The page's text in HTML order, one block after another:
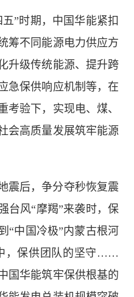
”时期，中国华能紧扣
筹不同能源电力供应方
升级传统能源、提升跨
急保供响应机制等，在
考验下，实现电、煤、
会高质量发展筑牢能源
震后，争分夺秒恢复震
台风“摩羯”来袭时，保
“中国冷极”内蒙古根河
，保供团队的坚守……
国华能筑牢保供根基的